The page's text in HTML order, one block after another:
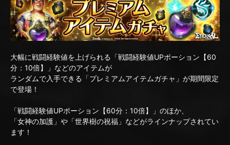
大幅に戦闘経験値を上げられる「戦闘経験値UPポーション【60
分：10倍】」などのアイテムが
ランダムで入手できる「プレミアムアイテムガチャ」が期間限定
で登場！
「戦闘経験値UPポーション【60分：10倍】」のほか、
「女神の加護」や「世界樹の祝福」などがラインナップされてい
ます！